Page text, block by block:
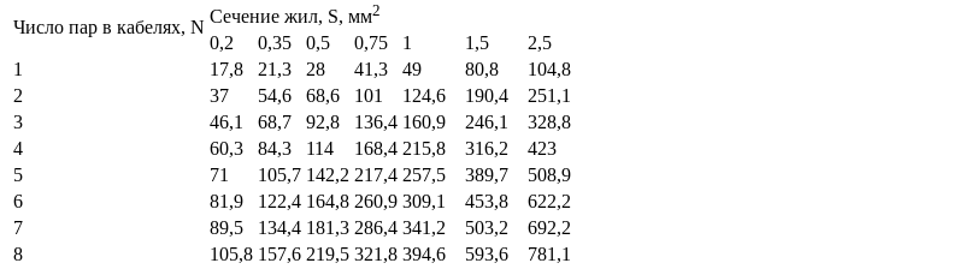
Число пар в кабелях, N
Cечение жил, S, мм2
0,2 0,35 0,5 0,75 1 1,5
2,5
1
17,8 21,3 28 41,3 49 80,8
104,8
2
37 54,6 68,6 101 124,6 190,4
251,1
3
46,1 68,7 92,8 136,4 160,9 246,1
328,8
4
60,3 84,3 114 168,4 215,8 316,2
423
5
71 105,7 142,2 217,4 257,5 389,7
508,9
6
81,9 122,4 164,8 260,9 309,1 453,8
622,2
7
89,5 134,4 181,3 286,4 341,2 503,2
692,2
8
105,8 157,6 219,5 321,8 394,6 593,6
781,1